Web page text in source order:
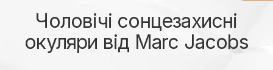
Чоловічі сонцезахисні
окуляри від Marc Jacobs